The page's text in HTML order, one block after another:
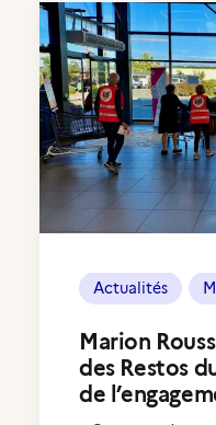
Structures :
Compte partenaire
Compte volontaire
Actualités
Marion
des Restos
de